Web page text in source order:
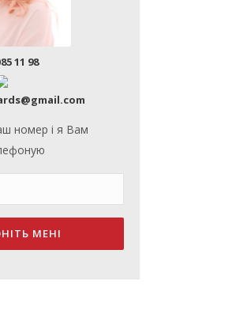
11 98
номер і я Вам
МЕНІ